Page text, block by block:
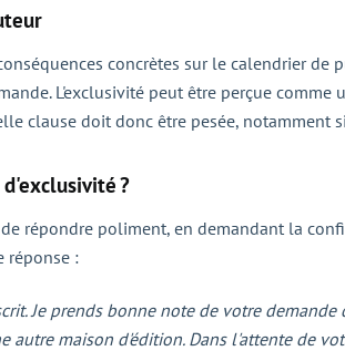
concrètes sur le calendrier
L'exclusivité peut être perçue
clause doit donc être pesée, notamment
?
répondre poliment, en demandant la
réponse :
Je prends bonne note de votre
autre maison d'édition. Dans l'attente de